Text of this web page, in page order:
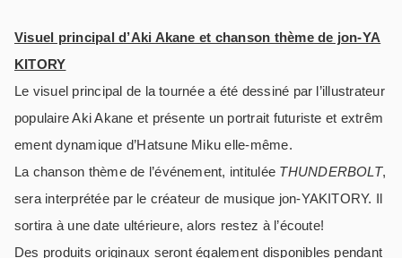
Visuel principal d’Aki Akane et chanson thème de jon-YA
KITORY
Le visuel principal de la tournée a été dessiné par l’illustrateur
populaire Aki Akane et présente un portrait futuriste et extrêm
ement dynamique d’Hatsune Miku elle-même.
La chanson thème de l’événement, intitulée THUNDERBOLT,
sera interprétée par le créateur de musique jon-YAKITORY. Il
sortira à une date ultérieure, alors restez à l’écoute!
Des produits originaux seront également disponibles pendant